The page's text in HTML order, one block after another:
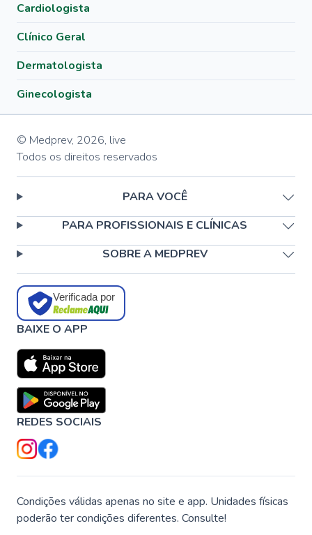
Cardiologista
Clínico Geral
Dermatologista
Ginecologista
© Medprev, 2026, live
Todos os direitos reservados
PARA VOCÊ
PARA PROFISSIONAIS E CLÍNICAS
SOBRE A MEDPREV
Verificada por
BAIXE O APP
REDES SOCIAIS
Condições válidas apenas no site e app. Unidades físicas
poderão ter condições diferentes. Consulte!